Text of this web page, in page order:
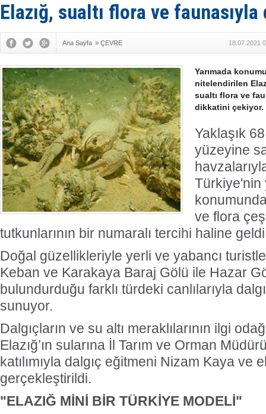
Denizcilik
Elazığ, sualtı flora ve
Ana Sayfa » ÇEVRE 18.07.2021
Yarımada
nitelendirilen
sualtı flora ve
dikkatini çekiyor.
Yaklaşık
yüzeyine
Türkiye'nin
ve flora
tutkunlarının bir numaralı tercihi haline
Doğal güzellikleriyle yerli ve yabancı
Keban ve Karakaya Baraj Gölü ile Hazar
bulundurduğu farklı türdeki canlılarıyla
sunuyor.
Dalgıçların ve su altı meraklılarının ilgi
Elazığ’ın sularına İl Tarım ve Orman
katılımıyla dalgıç eğitmeni Nizam Kaya ve
gerçekleştirildi.
"ELAZIĞ MİNİ BİR TÜRKİYE MODELİ"